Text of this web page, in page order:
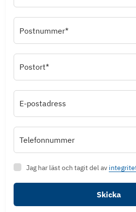
Postnummer*
Postort*
E-postadress
Telefonnummer
Jag har läst och tagit del av
Skicka